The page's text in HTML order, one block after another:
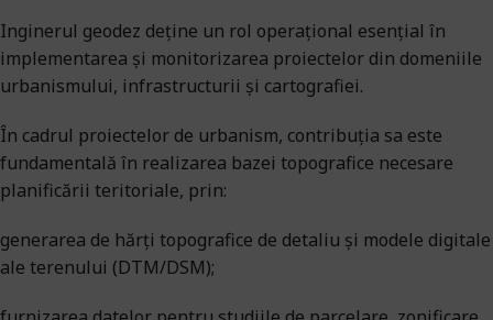
Inginerul geodez deține un rol operațional esențial în
implementarea și monitorizarea proiectelor din domeniile
urbanismului, infrastructurii și cartografiei.
În cadrul proiectelor de urbanism, contribuția sa este
fundamentală în realizarea bazei topografice necesare
planificării teritoriale, prin:
generarea de hărți topografice de detaliu și modele digitale
ale terenului (DTM/DSM);